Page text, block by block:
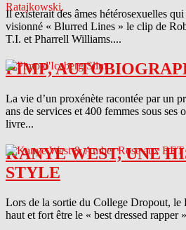
Il existerait des âmes hétérosexuelles
visionné « Blurred Lines » le clip de
T.I. et Pharrell Williams....
PIMP,
La vie d’un proxénète racontée par un
ans de services et 400 femmes sous ses
livre...
KANYE WEST, UNE
STYLE
Lors de la sortie du College Dropout,
haut et fort être le « best dressed rapper